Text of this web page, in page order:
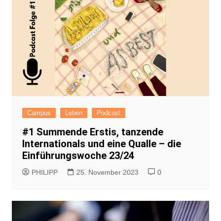
Campus Leben Podcast
#1 Summende Erstis, tanzende
Internationals und eine Qualle – die
Einführungswoche 23/24
PHILIPP 25. November 2023 0